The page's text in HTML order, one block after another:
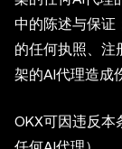
中的陈述与保证
的任何执照、注
架的AI代理造成
OKX可因违反本